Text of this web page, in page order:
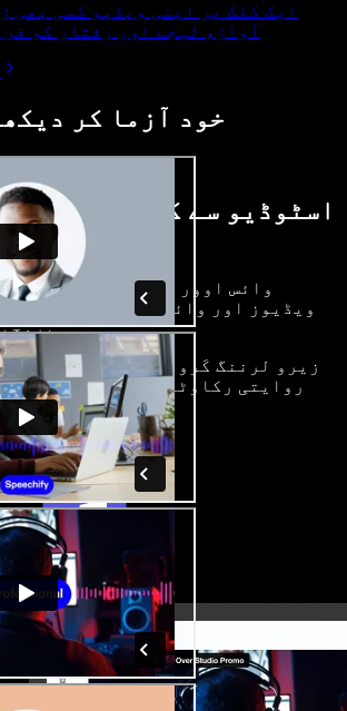
ایک کلک پر اپنی ویڈیو کسی بھی
آواز، لہجے اور رفتار کو
خود آزما کر
وائس اوور بنائیں، رائلٹی
ویڈیوز اور وائس کلون شامل کر کے
زیرو لرننگ کَرو اور سب کچھ براؤزر
روایتی رکاوٹیں توڑ کر اپنے